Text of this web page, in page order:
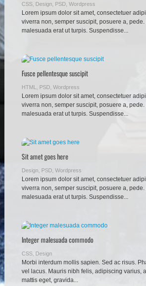
CSS Design PSD Wordpress
Lorem ipsum dolor sit amet, consectetuer
viverra non, semper suscipit, posuere a,
malesuada erat ut turpis. Suspendisse...
Fusce pellentesque suscipit
HTML PSD Wordpress
Lorem ipsum dolor sit amet, consectetuer
viverra non, semper suscipit, posuere a,
malesuada erat ut turpis. Suspendisse...
Sit amet goes here
Design PSD Wordpress
Lorem ipsum dolor sit amet, consectetuer
viverra non, semper suscipit, posuere a,
malesuada erat ut turpis. Suspendisse...
Integer malesuada commodo
CSS Design
Morbi interdum mollis sapien. Sed ac risus.
vel lacus. Mauris nibh felis, adipiscing varius,
mattis eget, gravida...